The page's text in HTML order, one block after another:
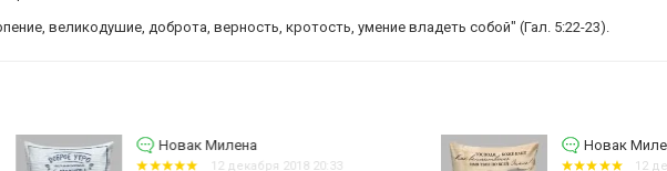
великодушие, доброта, верность, кротость, умение владеть собой" (Гал. 5:22-23).
Новак Милена
12 декабря 2018 20:33
Новак
12